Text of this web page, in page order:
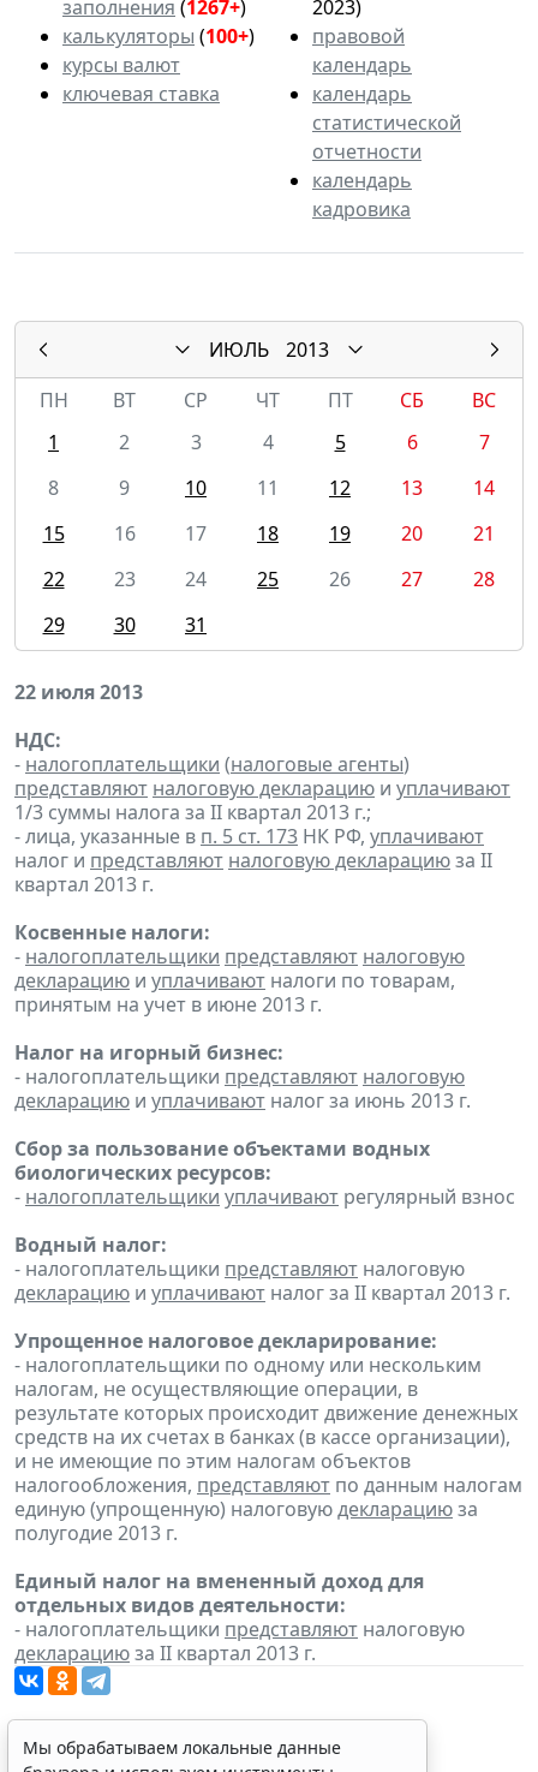
заполнения (1267+)
калькуляторы (100+)
курсы валют
ключевая ставка
2023)
правовой
календарь
календарь
статистической
отчетности
календарь
кадровика
ИЮЛЬ
2013
ПН
ВТ СР ЧТ ПТ СБ
ВС
1
2 3 4 5 6
7
8
9 10 11 12 13
14
15
16 17 18 19 20
21
22
23 24 25 26 27
28
29
30 31
22 июля 2013
НДС:
- налогоплательщики (налоговые агенты)
представляют налоговую декларацию и уплачивают
1/3 суммы налога за II квартал 2013 г.;
- лица, указанные в п. 5 ст. 173 НК РФ, уплачивают
налог и представляют налоговую декларациюза II
квартал 2013 г.
Косвенные налоги:
- налогоплательщики представляют налоговую
декларацию и уплачивают налоги по товарам,
принятым на учет в июне 2013 г.
Налог на игорный бизнес:
- налогоплательщики представляют налоговую
декларацию и уплачивают налог за июнь 2013 г.
Сбор за пользование объектами водных
биологических ресурсов:
- налогоплательщики уплачивают регулярный взнос
Водный налог:
- налогоплательщики представляют налоговую
декларацию и уплачивают налог за II квартал 2013 г.
Упрощенное налоговое декларирование:
- налогоплательщики по одному или нескольким
налогам, не осуществляющие операции, в
результате которых происходит движение денежных
средств на их счетах в банках (в кассе организации),
и не имеющие по этим налогам объектов
налогообложения, представляют по данным налогам
единую (упрощенную) налоговуюдекларациюза
полугодие 2013 г.
Единый налог на вмененный доход для
отдельных видов деятельности:
- налогоплательщики представляют налоговую
декларациюза II квартал 2013 г.
Мы обрабатываем локальные данные